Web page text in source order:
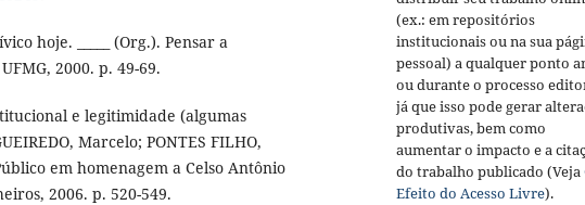
hoje. _____ (Org.). Pensar a
2000. p. 49-69.
e legitimidade (algumas
Marcelo; PONTES FILHO,
em homenagem a Celso Antônio
2006. p. 520-549.
(ex.: em repositórios
institucionais ou na sua
pessoal) a qualquer ponto
ou durante o processo
já que isso pode gerar
produtivas, bem como
aumentar o impacto e a
do trabalho publicado (Veja
Efeito do Acesso Livre).